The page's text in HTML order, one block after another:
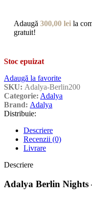
Adaugă 300,00 lei la
gratuit!
Stoc epuizat
Adaugă la favorite
SKU: Adalya-Berlin200
Categorie: Adalya
Brand: Adalya
Distribuie:
Descriere
Recenzii (0)
Livrare
Descriere
Adalya Berlin Nights